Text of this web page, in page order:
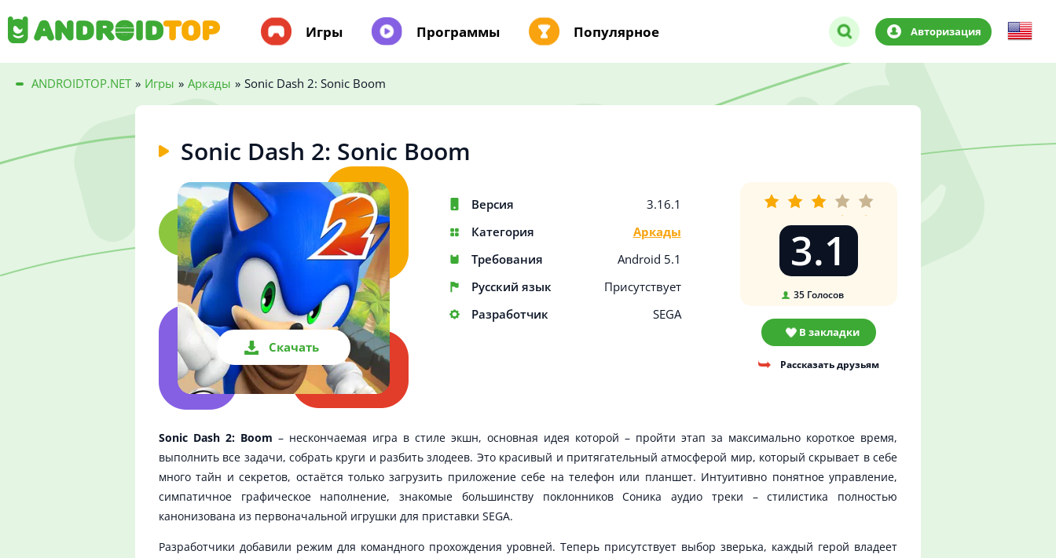
Игры Программы Популярное Авторизация
ANDROIDTOP.NET » Игры » Аркады » Sonic Dash 2: Sonic Boom
Sonic Dash 2: Sonic Boom
Скачать
Версия
3.16.1
Категория
Аркады
Требования
Android 5.1
Русский язык
Присутствует
Разработчик
SEGA
3.1
35 Голосов
В закладки
Рассказать друзьям
Sonic Dash 2: Boom – нескончаемая игра в стиле экшн, основная идея которой – пройти этап за максимально короткое время,
выполнить все задачи, собрать круги и разбить злодеев. Это красивый и притягательный атмосферой мир, который скрывает в себе
много тайн и секретов, остаётся только загрузить приложение себе на телефон или планшет. Интуитивно понятное управление,
симпатичное графическое наполнение, знакомые большинству поклонников Соника аудио треки – стилистика полностью
канонизована из первоначальной игрушки для приставки SEGA.
Разработчики добавили режим для командного прохождения уровней. Теперь присутствует выбор зверька, каждый герой владеет